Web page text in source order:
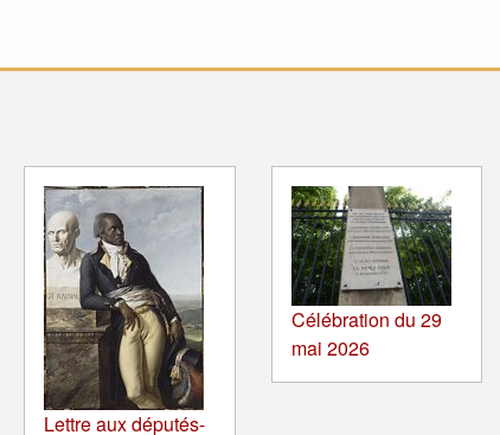
Lettre aux députés-
Célébration du 29
mai 2026